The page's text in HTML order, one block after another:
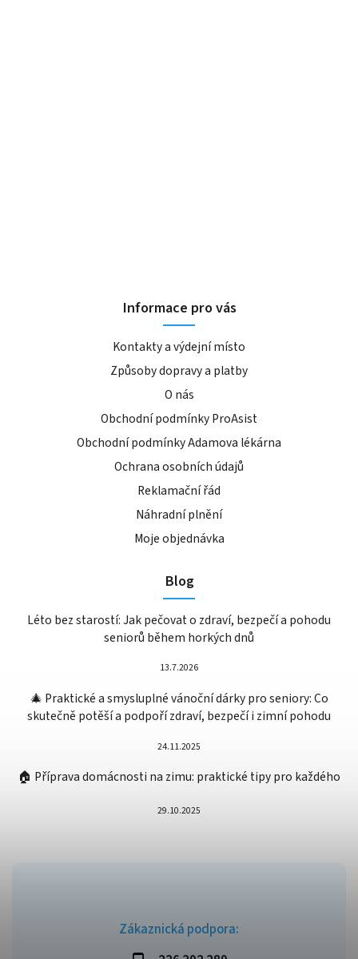
Zákaznická podpora:
Informace pro vás
Kontakty a výdejní místo
Způsoby dopravy a platby
O nás
Obchodní podmínky ProAsist
Obchodní podmínky Adamova lékárna
Ochrana osobních údajů
Reklamační řád
Náhradní plnění
Moje objednávka
Blog
Léto bez starostí: Jak pečovat o zdraví, bezpečí a pohodu
seniorů během horkých dnů
13.7.2026
🎄 Praktické a smysluplné vánoční dárky pro seniory: Co
skutečně potěší a podpoří zdraví, bezpečí i zimní pohodu
24.11.2025
🏠 Příprava domácnosti na zimu: praktické tipy pro každého
29.10.2025